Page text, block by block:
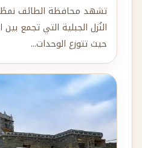
تشهد محافظة الطائف
النُزل الجبلية التي تجمع بين
حيث تتوزع الوحدات...